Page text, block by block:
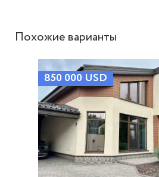
Похожие варианты
850 000 USD